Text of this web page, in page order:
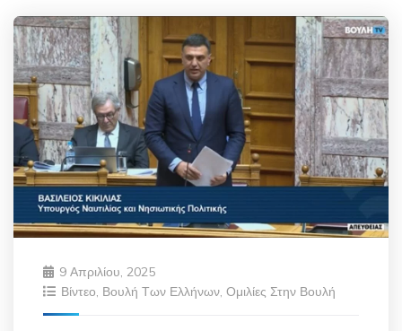
9 Απριλίου, 2025
Βίντεο, Βουλή Των Ελλήνων, Ομιλίες Στην Βουλή